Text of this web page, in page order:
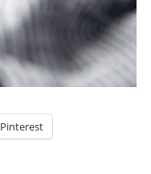
Pinterest